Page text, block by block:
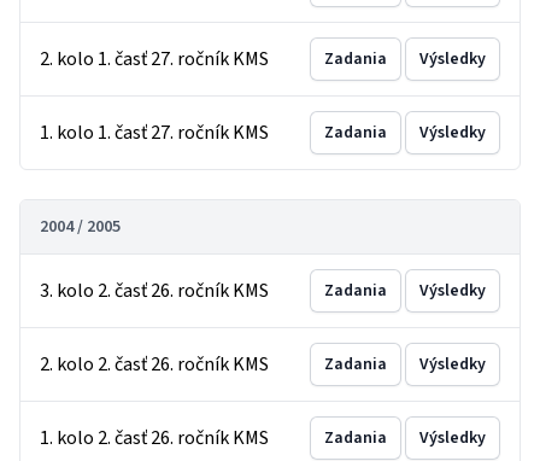
2. kolo 1. časť 27. ročník KMS Zadania Výsledky
1. kolo 1. časť 27. ročník KMS Zadania Výsledky
2004 / 2005
3. kolo 2. časť 26. ročník KMS Zadania Výsledky
2. kolo 2. časť 26. ročník KMS Zadania Výsledky
1. kolo 2. časť 26. ročník KMS Zadania Výsledky